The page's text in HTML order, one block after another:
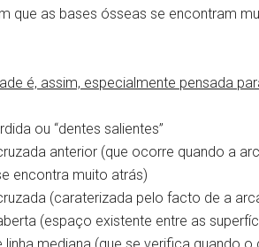
que as bases ósseas se encontram
é, assim, especialmente pensada
ou “dentes salientes”
anterior (que ocorre quando a
encontra muito atrás)
(caraterizada pelo facto de a
(espaço existente entre as